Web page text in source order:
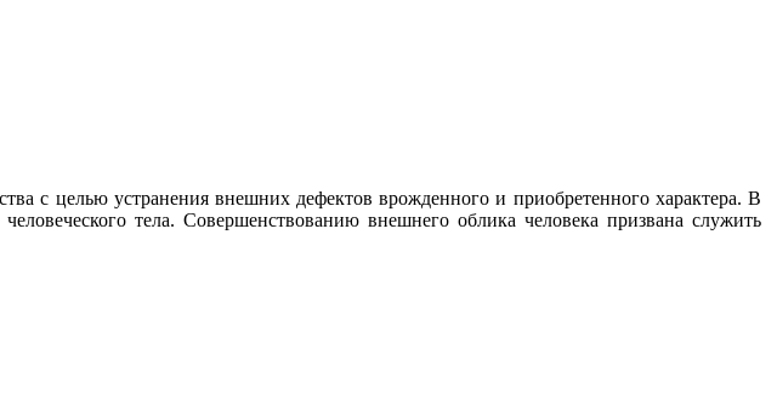
с целью устранения внешних дефектов врожденного и приобретенного характера. В
тела. Совершенствованию внешнего облика человека призвана служить